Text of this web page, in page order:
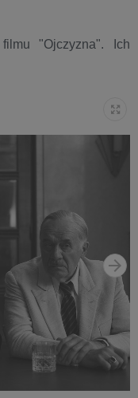
"Ojczyzna". Ich